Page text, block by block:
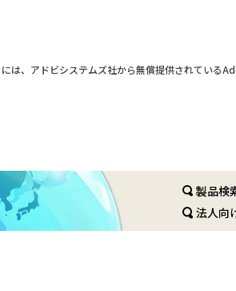
は、アドビシステムズ社から無償提供されている
製品検
法人向